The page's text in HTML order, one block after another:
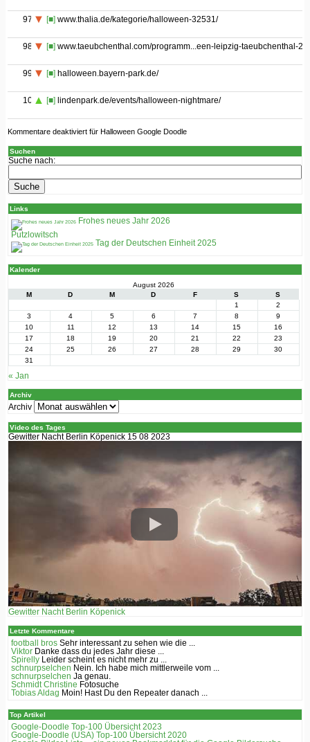
97 [■] www.thalia.de/kategorie/halloween-32531/
98 [■] www.taeubchenthal.com/programm...een-leipzig-taeubchenthal-
99 [■] halloween.bayern-park.de/
100 [■] lindenpark.de/events/halloween-nightmare/
Kommentare deaktiviertfür Halloween Google Doodle
Suchen
Suche nach:
Links
Frohes neues Jahr 2026
Putzlowitsch
Tag der Deutschen Einheit 2025
Kalender
August 2026
M
D M D F S
S
1
2
3
4 5 6 7 8
9
10
11 12 13 14 15
16
17
18 19 20 21 22
23
24
25 26 27 28 29
30
31
« Jan
Archiv
Archiv
Video des Tages
Gewitter Nacht Berlin Köpenick 15 08 2023
Gewitter Nacht Berlin Köpenick
Letzte Kommentare
football bros Sehr interessant zu sehen wie die ...
Viktor Danke dass du jedes Jahr diese ...
Spirelly
Leider scheint es nicht mehr zu ...
schnurpselchen Nein. Ich habe mich mittlerweile vom ...
schnurpselchen Ja genau.
Schmidt Christine Fotosuche
Tobias Aldag Moin! Hast Du den Repeater danach ...
Top Artikel
Google-Doodle Top-100 Übersicht 2023
Google-Doodle (USA) Top-100 Übersicht 2020